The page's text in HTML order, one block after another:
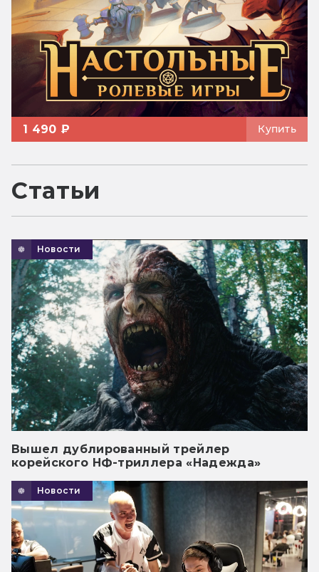
1 490 ₽ Купить
Статьи
Новости
Вышел дублированный трейлер
корейского НФ-триллера «Надежда»
Новости